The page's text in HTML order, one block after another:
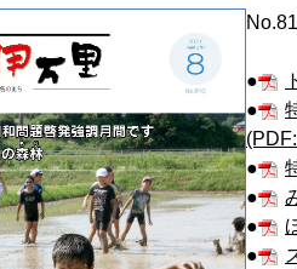
●
●
●
●
●
●